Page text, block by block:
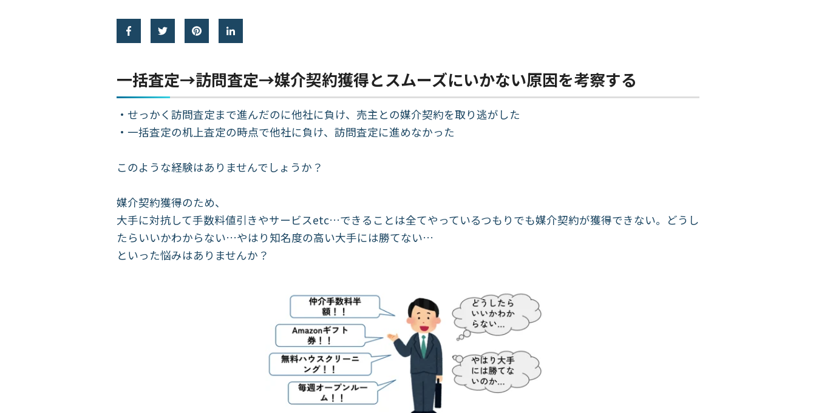
一括査定→訪問査定→媒介契約獲得とスムーズにいかない原因を考察する
・せっかく訪問査定まで進んだのに他社に負け、売主との媒介契約を取り逃がした
・一括査定の机上査定の時点で他社に負け、訪問査定に進めなかった
このような経験はありませんでしょうか？
媒介契約獲得のため、
大手に対抗して手数料値引きやサービスetc…できることは全てやっているつもりでも媒介契約が獲得できない。どうし
たらいいかわからない…やはり知名度の高い大手には勝てない…
といった悩みはありませんか？